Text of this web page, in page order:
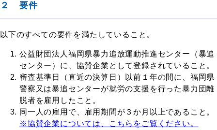
２ 要件
以下のすべての要件を満たしていること。
公益財団法人福岡県暴力追放運動推進センター（暴追
センター）に、協賛企業として登録されていること。
審査基準日（直近の決算日）以前１年の間に、福岡県
警察又は暴追センターが就労の支援を行った暴力団離
脱者を雇用したこと。
同一人の雇用で、雇用期間が３か月以上であること。
※協賛企業については、こちらをご覧ください。